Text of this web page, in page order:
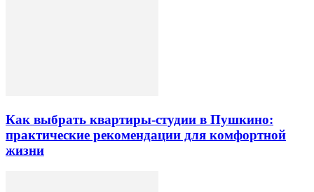
Как выбрать квартиры-студии в Пушкино:
практические рекомендации для комфортной
жизни